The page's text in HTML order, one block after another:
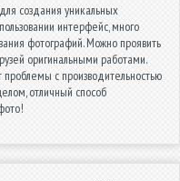
создания уникальных
интерфейс, много
фотографий. Можно проявить
оригинальными работами.
с производительностью
отличный способ